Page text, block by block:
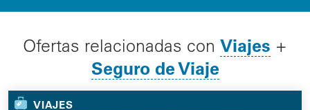
Ofertas relacionadas con Viajes +
Seguro de Viaje
VIAJES